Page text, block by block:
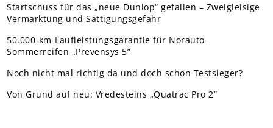
Startschuss für das „neue Dunlop“ gefallen – Zweigleisige
Vermarktung und Sättigungsgefahr
50.000-km-Laufleistungsgarantie für Norauto-
Sommerreifen „Prevensys 5”
Noch nicht mal richtig da und doch schon Testsieger?
Von Grund auf neu: Vredesteins „Quatrac Pro 2“